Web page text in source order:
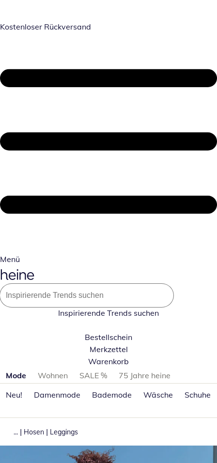
Kostenloser Rückversand
Menü
Inspirierende Trends suchen
Bestellschein
Merkzettel
Warenkorb
Produktkategorien überspringen
Mode Wohnen SALE %
75 Jahre heine
Neu!
Damenmode Bademode Wäsche Schuhe
... | Hosen | Leggings